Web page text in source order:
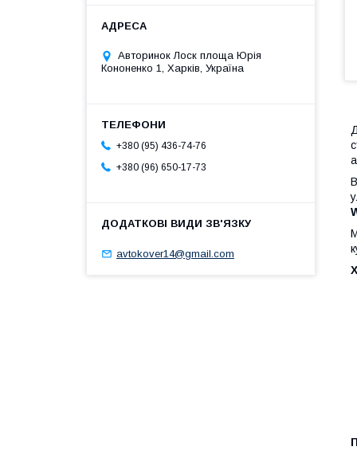
Авторинок Лоск площа Юрія
Кононенко 1, Харків, Україна
+380 (95) 436-74-76
+380 (96) 650-17-73
avtokover14@gmail.com